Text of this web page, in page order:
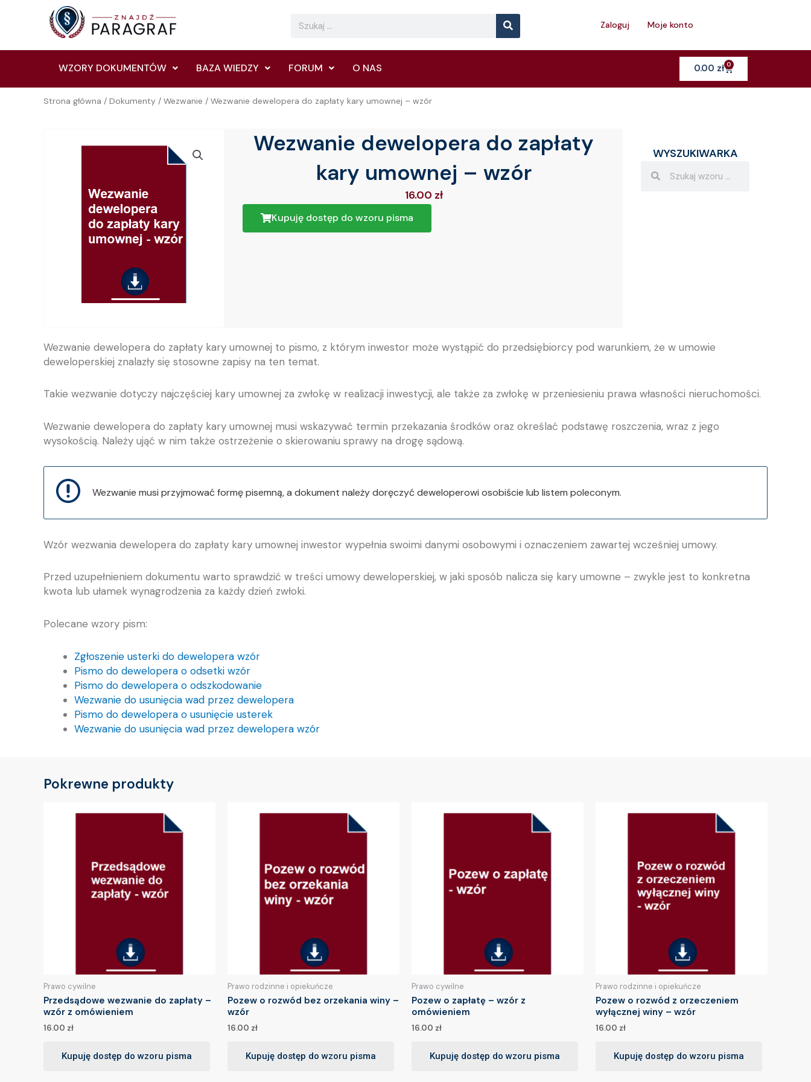
Search Search
Zaloguj Moje konto
WZORY DOKUMENTÓW BAZA WIEDZY FORUM O NAS 0.00 zł 0Cart
Strona główna / Dokumenty / Wezwanie / Wezwanie dewelopera do zapłaty kary umownej – wzór
Wezwanie dewelopera do zapłaty
kary umownej – wzór
16.00 zł
Kupuję dostęp do wzoru pisma
WYSZUKIWARKA
Wezwanie dewelopera do zapłaty kary umownej to pismo, z którym inwestor może wystąpić do przedsiębiorcy pod warunkiem, że w umowie
deweloperskiej znalazły się stosowne zapisy na ten temat.
Takie wezwanie dotyczy najczęściej kary umownej za zwłokę w realizacji inwestycji, ale także za zwłokę w przeniesieniu prawa własności nieruchomości.
Wezwanie dewelopera do zapłaty kary umownej musi wskazywać termin przekazania środków oraz określać podstawę roszczenia, wraz z jego
wysokością. Należy ująć w nim także ostrzeżenie o skierowaniu sprawy na drogę sądową.
Wezwanie musi przyjmować formę pisemną, a dokument należy doręczyć deweloperowi osobiście lub listem poleconym.
Wzór wezwania dewelopera do zapłaty kary umownej inwestor wypełnia swoimi danymi osobowymi i oznaczeniem zawartej wcześniej umowy.
Przed uzupełnieniem dokumentu warto sprawdzić w treści umowy deweloperskiej, w jaki sposób nalicza się kary umowne – zwykle jest to konkretna
kwota lub ułamek wynagrodzenia za każdy dzień zwłoki.
Polecane wzory pism:
Zgłoszenie usterki do dewelopera wzór
Pismo do dewelopera o odsetki wzór
Pismo do dewelopera o odszkodowanie
Wezwanie do usunięcia wad przez dewelopera
Pismo do dewelopera o usunięcie usterek
Wezwanie do usunięcia wad przez dewelopera wzór
Pokrewne produkty
Prawo cywilne
Przedsądowe wezwanie do zapłaty –
wzór z omówieniem
16.00 zł
Kupuję dostęp do wzoru pisma
Prawo rodzinne i opiekuńcze
Pozew o rozwód bez orzekania winy –
wzór
16.00 zł
Kupuję dostęp do wzoru pisma
Prawo cywilne
Pozew o zapłatę – wzór z
omówieniem
16.00 zł
Kupuję dostęp do wzoru pisma
Prawo rodzinne i opiekuńcze
Pozew o rozwód z orzeczeniem
wyłącznej winy – wzór
16.00 zł
Kupuję dostęp do wzoru pisma